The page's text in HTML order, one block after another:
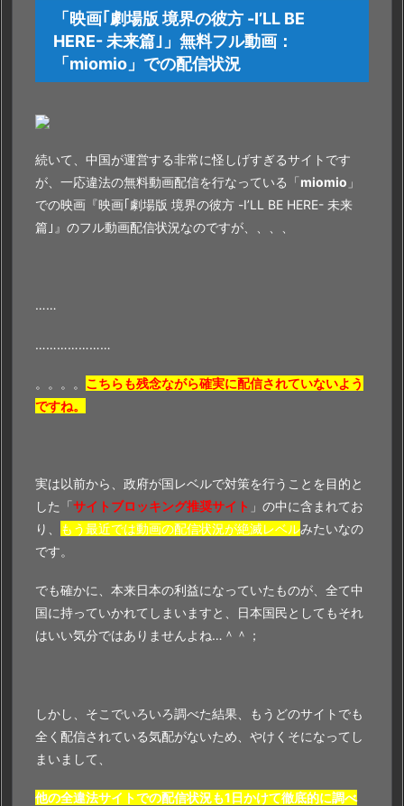
徴
や
無
｢劇
場
版
境
-
L
B
E
R
E
来
篇｣』
を
で
き
る
由
「映画｢劇場版 境界の彼方 -I’LL BE
HERE- 未来篇｣」無料フル動画：
「miomio」 での配信状況
続いて、中国が運営する非常に怪しげすぎるサイトです
が、一応違法の無料動画配信を行なっている「miomio 」
での映画『映画｢劇場版 境界の彼方 -I’LL BE HERE- 未来
篇｣』のフル動画配信状況なのですが、、、、
……
…………………
。。。。 こちらも残念ながら確実に配信されていないよう
ですね。
実は以前から、政府が国レベルで対策を行うことを目的と
した「サイトブロッキング推奨サイト 」の中に含まれてお
り、
もう最近では動画の配信状況が絶滅レベルみたいなの
です。
でも確かに、本来日本の利益になっていたものが、全て中
国に持っていかれてしまいますと、日本国民としてもそれ
はいい気分ではありませんよね…＾＾；
しかし、そこでいろいろ調べた結果、もうどのサイトでも
全く配信されている気配がないため、やけくそになってし
まいまして、
他の全違法サイトでの配信状況も1日かけて徹底的に調べ